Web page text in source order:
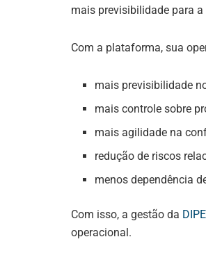
mais previsibilidade para
Com a plataforma, sua
mais previsibilidade
mais controle sobre
mais agilidade na
redução de riscos
menos dependência
Com isso, a gestão da
operacional.